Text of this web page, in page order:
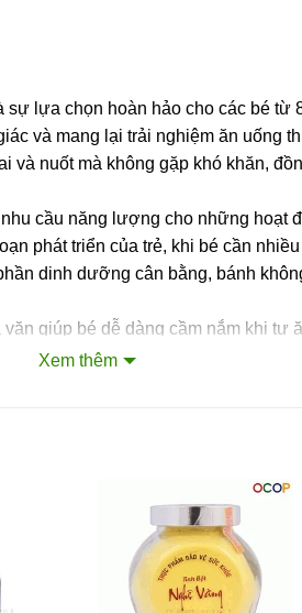
sự lựa chọn hoàn hảo cho các bé từ
và mang lại trải nghiệm ăn uống
và nuốt mà không gặp khó khăn,
cầu năng lượng cho những hoạt
phát triển của trẻ, khi bé cần
dinh dưỡng cân bằng, bánh
giúp bé dễ dàng cầm nắm khi tự
dưỡng và hấp dẫn cho bé yêu của
chất béo bơ, hương liệu phô mai tự
hydro phosphate, chiết xuất nấm
hợp), sắt nguyên tố (điện phân),
Xem thêm